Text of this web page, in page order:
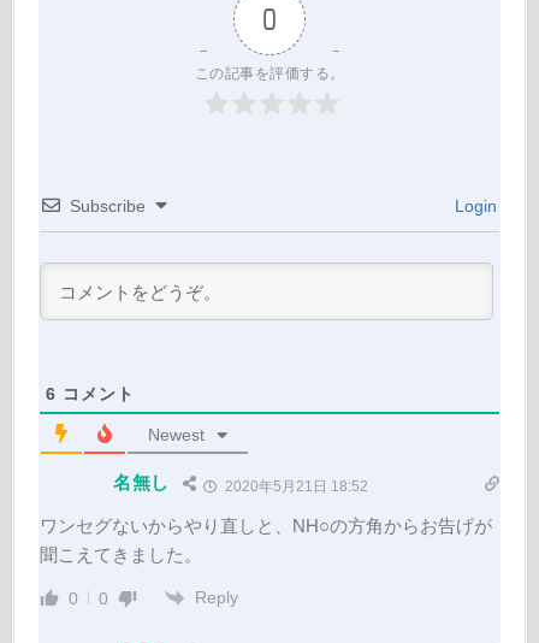
0
この記事を評価する。
Subscribe Login
6 コメント
Newest
名無し 2020年5月21日 18:52
ワンセグないからやり直しと、NH○の方角からお告げが
聞こえてきました。
0 0 Reply